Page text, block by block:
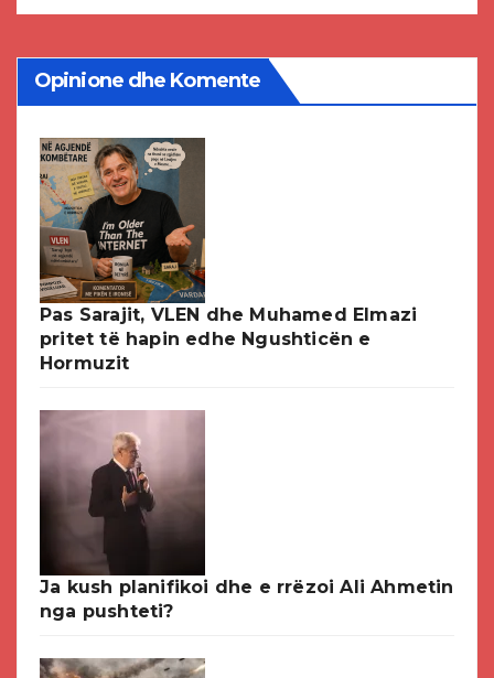
Opinione dhe Komente
Pas Sarajit, VLEN dhe Muhamed Elmazi
pritet të hapin edhe Ngushticën e
Hormuzit
Ja kush planifikoi dhe e rrëzoi Ali Ahmetin
nga pushteti?